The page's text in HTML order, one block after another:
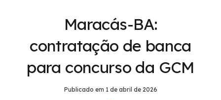
Maracás-BA:
contratação de banca
para concurso da GCM
Publicado em 1 de abril de 2026